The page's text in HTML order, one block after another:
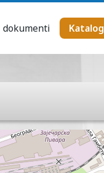
dokumenti